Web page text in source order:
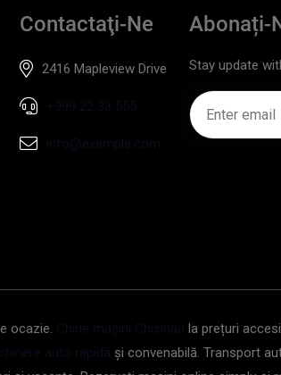
Contactaţi-Ne
2416 Mapleview Drive
+999 22 33 555
info@example.com
Abonați-
Stay update
ocazie. Chirie mașini Chisinau la prețuri
auto rapidă și convenabilă. Transport